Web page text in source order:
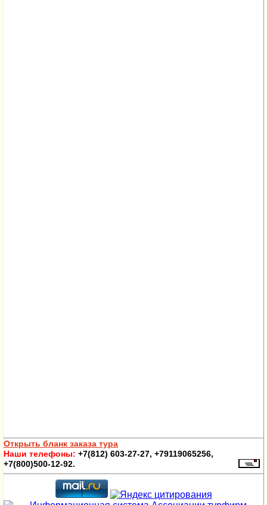
Открыть бланк заказа тура
Наши телефоны: +7(812) 603-27-27, +79119065256,
+7(800)500-12-92.